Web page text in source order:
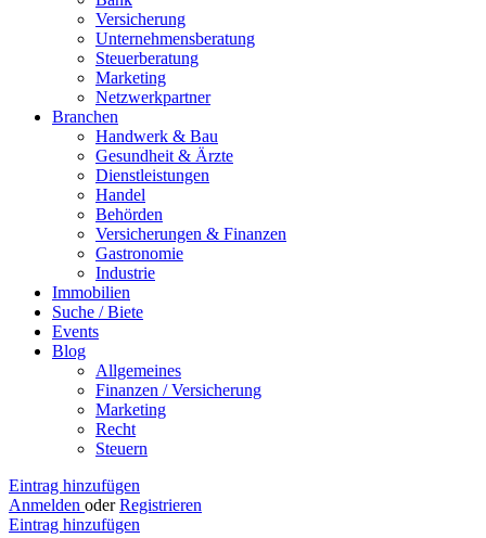
Versicherung
Unternehmensberatung
Steuerberatung
Marketing
Netzwerkpartner
Branchen
Handwerk & Bau
Gesundheit & Ärzte
Dienstleistungen
Handel
Behörden
Versicherungen & Finanzen
Gastronomie
Industrie
Immobilien
Suche / Biete
Events
Blog
Allgemeines
Finanzen / Versicherung
Marketing
Recht
Steuern
Eintrag hinzufügen
Anmelden oder Registrieren
Eintrag hinzufügen